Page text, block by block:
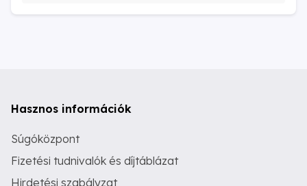
Hasznos információk
Súgóközpont
Fizetési tudnivalók és díjtáblázat
Hirdetési szabályzat